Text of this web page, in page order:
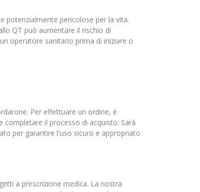
potenzialmente pericolose per la vita.
QT può aumentare il rischio di
operatore sanitario prima di iniziare o
Per effettuare un ordine, è
il processo di acquisto. Sarà
per garantire l'uso sicuro e appropriato
a prescrizione medica. La nostra